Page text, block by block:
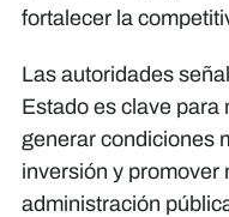
fortalecer la
Las autoridades
Estado es clave para
generar condiciones
inversión y promover
administración